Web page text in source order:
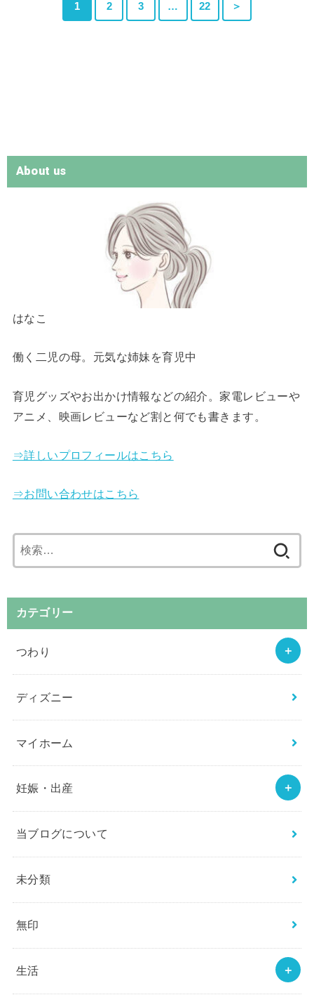
1 2 3 … 22 ＞
About us
はなこ
働く二児の母。元気な姉妹を育児中
育児グッズやお出かけ情報などの紹介。家電レビューや
アニメ、映画レビューなど割と何でも書きます。
⇒詳しいプロフィールはこちら
⇒お問い合わせはこちら
索:
カテゴリー
つわり
ディズニー
マイホーム
妊娠・出産
当ブログについて
未分類
無印
生活